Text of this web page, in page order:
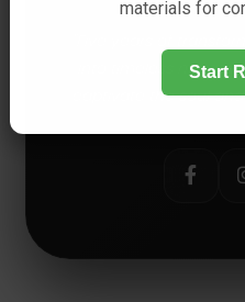
into timeless
captivate the soul
materials for
Start